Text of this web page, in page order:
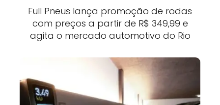
Full Pneus lança promoção de rodas
com preços a partir de R$ 349,99 e
agita o mercado automotivo do Rio